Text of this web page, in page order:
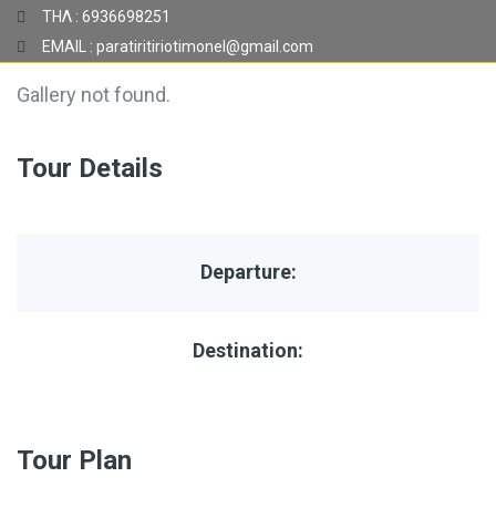
ΤΗΛ : 6936698251
EMAIL : paratiritiriotimonel@gmail.com
Gallery not found.
Tour Details
Departure:
Destination:
Tour Plan